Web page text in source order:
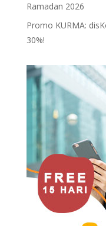
Ramadan 2026
Promo KURMA:
30%!